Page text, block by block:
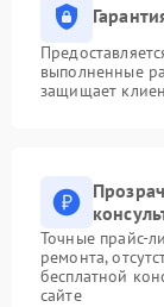
выполненные
защищает
Точные прайс-
ремонта,
бесплатной
сайте